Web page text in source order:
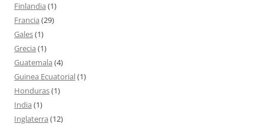
Finlandia (1)
Francia (29)
Gales(1)
Grecia (1)
Guatemala (4)
Guinea Ecuatorial(1)
Honduras(1)
India (1)
Inglaterra (12)